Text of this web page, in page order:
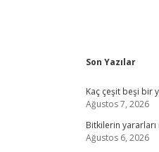
Son Yazılar
Kaç çeşit beşi bir
Ağustos 7, 2026
Bitkilerin yararları
Ağustos 6, 2026